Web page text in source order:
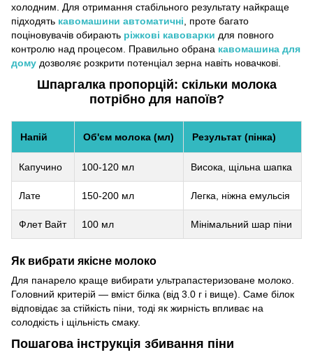
холодним. Для отримання стабільного результату найкраще
підходять кавомашини автоматичні , проте багато
поціновувачів обирають ріжкові кавоварки для повного
контролю над процесом. Правильно обрана кавомашина для
дому дозволяє розкрити потенціал зерна навіть новачкові.
Шпаргалка пропорцій: скільки молока
потрібно для напоїв?
Напій Об'єм молока (мл) Результат (пінка)
Капучино 100-120 мл Висока, щільна шапка
Лате 150-200 мл Легка, ніжна емульсія
Флет Вайт 100 мл Мінімальний шар піни
Як вибрати якісне молоко
Для панарело краще вибирати ультрапастеризоване молоко.
Головний критерій — вміст білка (від 3.0 г і вище). Саме білок
відповідає за стійкість піни, тоді як жирність впливає на
солодкість і щільність смаку.
Пошагова інструкція збивання піни